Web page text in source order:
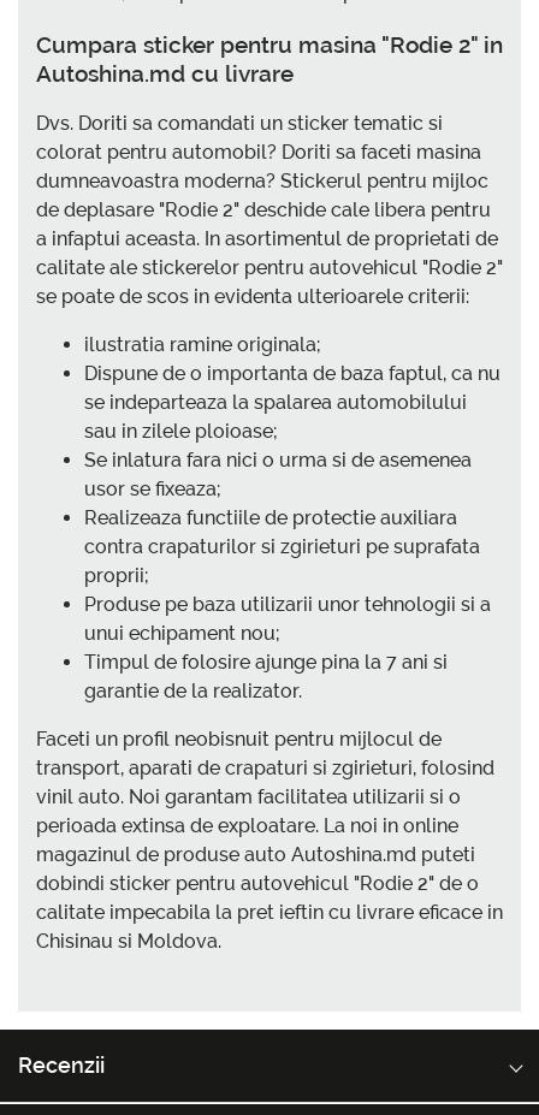
Cumpara sticker pentru masina "Rodie 2" in
Autoshina.md cu livrare
Dvs. Doriti sa comandati un sticker tematic si
colorat pentru automobil? Doriti sa faceti masina
dumneavoastra moderna? Stickerul pentru mijloc
de deplasare "Rodie 2" deschide cale libera pentru
a infaptui aceasta. In asortimentul de proprietati de
calitate ale stickerelor pentru autovehicul "Rodie 2"
se poate de scos in evidenta ulterioarele criterii:
ilustratia ramine originala;
Dispune de o importanta de baza faptul, ca nu
se indeparteaza la spalarea automobilului
sau in zilele ploioase;
Se inlatura fara nici o urma si de asemenea
usor se fixeaza;
Realizeaza functiile de protectie auxiliara
contra crapaturilor si zgirieturi pe suprafata
proprii;
Produse pe baza utilizarii unor tehnologii si a
unui echipament nou;
Timpul de folosire ajunge pina la 7 ani si
garantie de la realizator.
Faceti un profil neobisnuit pentru mijlocul de
transport, aparati de crapaturi si zgirieturi, folosind
vinil auto. Noi garantam facilitatea utilizarii si o
perioada extinsa de exploatare. La noi in online
magazinul de produse auto Autoshina.md puteti
dobindi sticker pentru autovehicul "Rodie 2" de o
calitate impecabila la pret ieftin cu livrare eficace in
Chisinau si Moldova.
Recenzii